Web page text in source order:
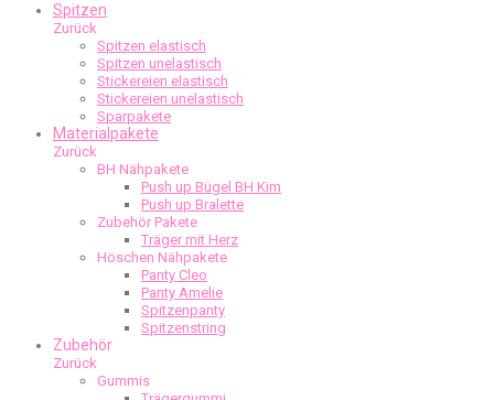
Spitzen
Zurück
Spitzen elastisch
Spitzen unelastisch
Stickereien elastisch
Stickereien unelastisch
Sparpakete
Materialpakete
Zurück
BH Nähpakete
Push up Bügel BH Kim
Push up Bralette
Zubehör Pakete
Träger mit Herz
Höschen Nähpakete
Panty Cleo
Panty Amelie
Spitzenpanty
Spitzenstring
Zubehör
Zurück
Gummis